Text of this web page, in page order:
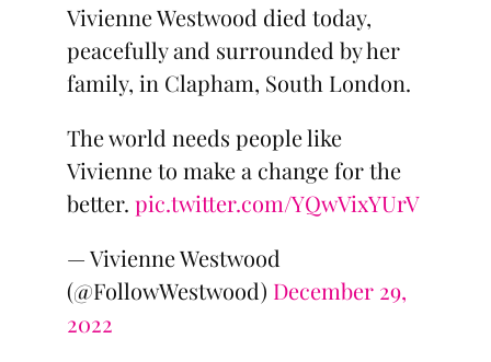
Vivienne Westwood died today,
peacefully and surrounded by her
family, in Clapham, South London.
The world needs people like
Vivienne to make a change for the
better. pic.twitter.com/YQwVixYUrV
— Vivienne Westwood
(@FollowWestwood) December 29,
2022